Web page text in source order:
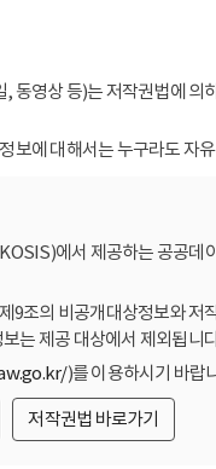
영상 등)는 저작권법에
에 대해서는 누구라도 자
에서 제공하는 공공데
9조의 비공개대상정보와
는 제공 대상에서 제외됩니
)를 이용하시기 바랍
저작권법 바로가기